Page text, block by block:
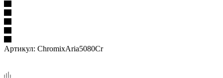
Артикул: ChromixAria5080Cr